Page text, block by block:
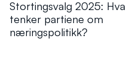
Stortingsvalg 2025: Hva
tenker partiene om
næringspolitikk?